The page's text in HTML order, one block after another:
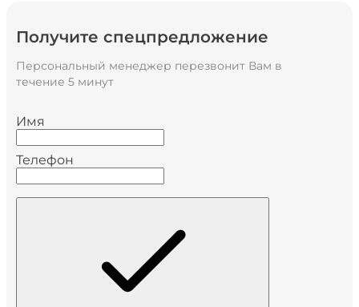
Получите спецпредложение
Персональный менеджер перезвонит Вам в
течение 5 минут
Имя
Телефон